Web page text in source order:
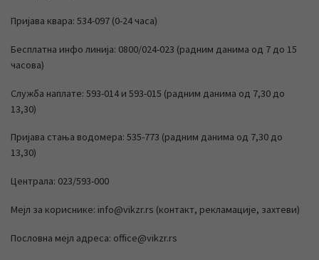
Пријава квара: 534-097 (0-24 часа)
Бесплатна инфо линија: 0800/024-023 (радним данима од 7 до 15
часова)
Служба наплате: 593-014 и 593-015 (радним данима од 7,30 до
13,30)
Пријава стања водомера: 535-773 (радним данима од 7,30 до
13,30)
Централа: 023/593-000
Мејл за кориснике: info@vikzr.rs (контакт, рекламације, захтеви)
Пословна мејл адреса: office@vikzr.rs